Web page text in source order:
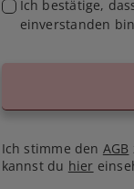
Ich bestätige,
einverstanden
Ich stimme den AGB
kannst du hier